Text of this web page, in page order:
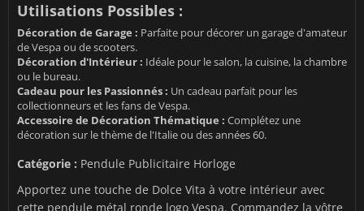
Utilisations Possibles :
Décoration de Garage : Parfaite pour décorer un garage d'amateur
de Vespa ou de scooters.
Décoration d'Intérieur : Idéale pour le salon, la cuisine, la chambre
ou le bureau.
Cadeau pour les Passionnés : Un cadeau parfait pour les
collectionneurs et les fans de Vespa.
Accessoire de Décoration Thématique : Complétez une
décoration sur le thème de l'Italie ou des années 60.
Catégorie : Pendule Publicitaire Horloge
Apportez une touche de Dolce Vita à votre intérieur avec
cette pendule métal ronde logo Vespa. Commandez la vôtre